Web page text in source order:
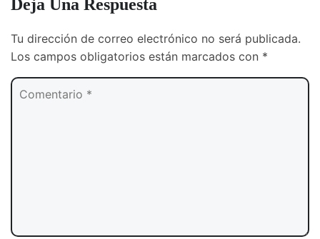
Deja Una Respuesta
Tu dirección de correo electrónico no será publicada.
Los campos obligatorios están marcados con *